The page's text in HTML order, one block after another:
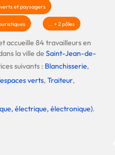
et paysagers
... + 2 pôles
accueille 84 travailleurs en
la ville deSaint-Jean-de-
suivants : Blanchisserie,
verts, Traiteur,
électrique, électronique).